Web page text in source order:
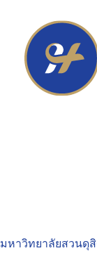
มหาวิทยาลัยสวนดุสิ